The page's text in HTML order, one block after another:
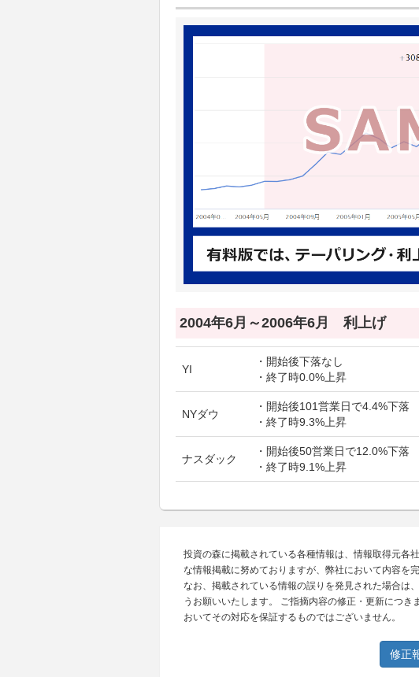
2004年6月～2006年6月 利上げ
YI
・開始後下落なし
・終了時0.0%上昇
NYダウ
・開始後101営業日で4.4%下落
・終了時9.3%上昇
ナスダック
・開始後50営業日で12.0%下落
・終了時9.1%上昇
投資の森に掲載されている各種情報は、情報取得元各
な情報掲載に努めておりますが、弊社において内容を
なお、掲載されている情報の誤りを発見された場合は
うお願いいたします。 ご指摘内容の修正・更新につ
おいてその対応を保証するものではございません。
修正